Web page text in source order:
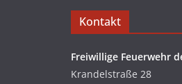
Kontakt
Freiwillige Feuerwehr
Krandelstraße 28